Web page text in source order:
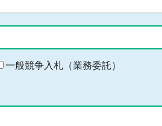
一般競争入札（業務委託）